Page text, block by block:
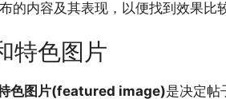
的内容及其表现，以便找到效果比
特色图片
色图片(featured image)是决定帖